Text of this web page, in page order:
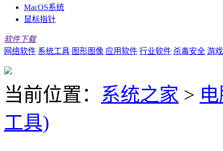
MacOS系统
鼠标指针
软件下载
网络软件 系统工具 图形图像 应用软件 行业软件 杀毒安全 游
当前位置： 系统之家 >
工具)